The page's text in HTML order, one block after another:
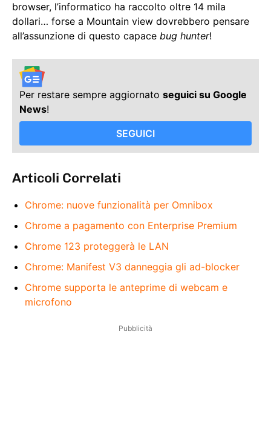
browser, l’informatico ha raccolto oltre 14 mila
dollari… forse a Mountain view dovrebbero pensare
all’assunzione di questo capace bug hunter!
Per restare sempre aggiornato seguici su Google
News!
SEGUICI
Articoli Correlati
Chrome: nuove funzionalità per Omnibox
Chrome a pagamento con Enterprise Premium
Chrome 123 proteggerà le LAN
Chrome: Manifest V3 danneggia gli ad-blocker
Chrome supporta le anteprime di webcam e
microfono
Pubblicità